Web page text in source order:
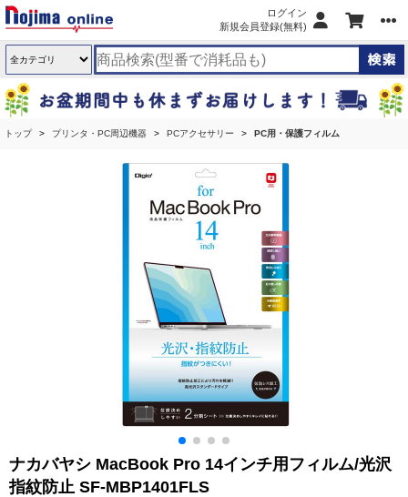
ログイン
新規会員登録(無料)
トップ プリンタ・PC周辺機器 PCアクセサリー PC用・保護フィルム
ナカバヤシ MacBook Pro 14インチ用フィルム/光沢
指紋防止 SF-MBP1401FLS